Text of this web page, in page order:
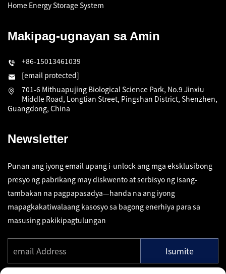
Home Energy Storage System
Makipag-ugnayan sa Amin
+86-15013461039
[email protected]
701-6 Mithuapujing Biological Science Park, No.9 Jinxiu
Middle Road, Longtian Street, Pingshan District, Shenzhen,
Guangdong, China
Newsletter
Punan ang iyong email upang i-unlock ang mga eksklusibong
presyo ng pabrikang may diskwento at serbisyo ng isang-
tambakan na pagpapasadya—handa na ang iyong
mapagkakatiwalaang kasosyo sa bagong enerhiya para sa
masusing pakikipagtulungan
Isumite